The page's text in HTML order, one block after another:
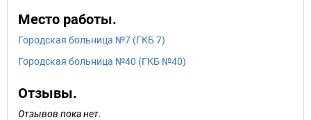
Место работы.
Городская больница №7 (ГКБ 7)
Городская больница №40 (ГКБ №40)
Отзывы.
Отзывов пока нет.